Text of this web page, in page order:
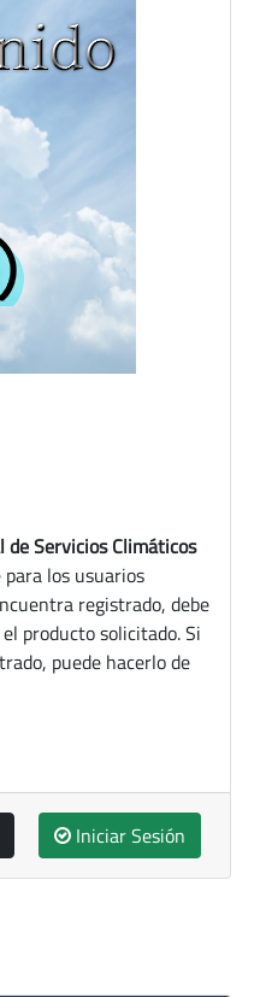
de Servicios Climáticos
los usuarios
registrado, debe
producto solicitado. Si
puede hacerlo de
Iniciar Sesión